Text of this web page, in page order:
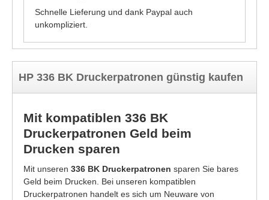
Schnelle Lieferung und dank Paypal auch
unkompliziert.
HP 336 BK Druckerpatronen günstig kaufen
Mit kompatiblen 336 BK
Druckerpatronen Geld beim
Drucken sparen
Mit unseren 336 BK Druckerpatronen sparen Sie bares
Geld beim Drucken. Bei unseren kompatiblen
Druckerpatronen handelt es sich um Neuware von